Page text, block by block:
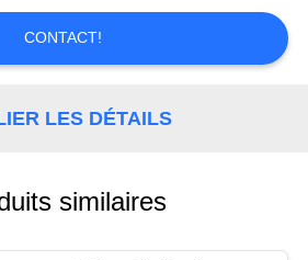
CONTACT!
LES DÉTAILS
similaires